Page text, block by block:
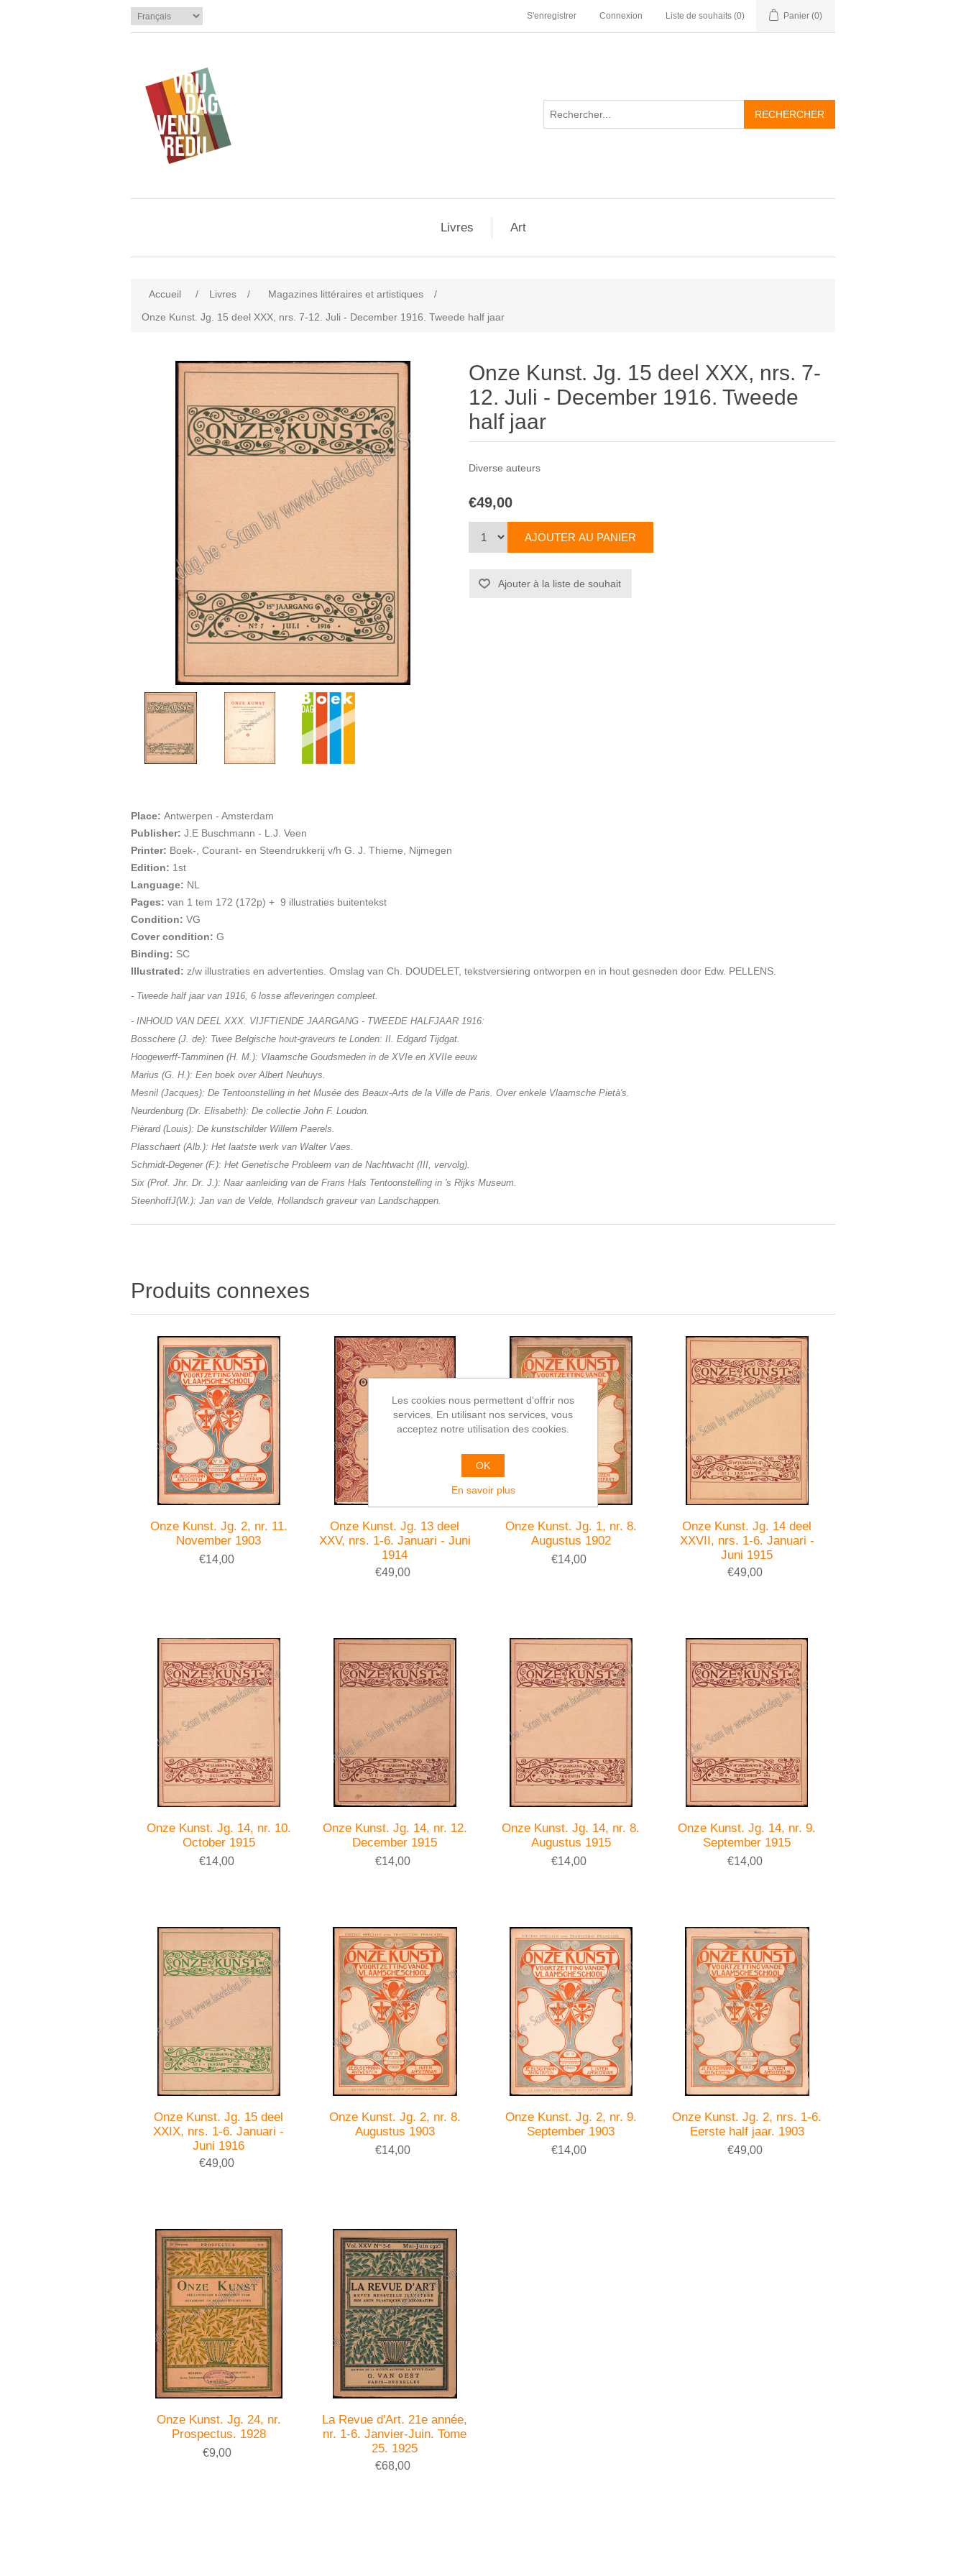
S'enregistrer Connexion Liste de souhaits (0) Panier (0)
Livres Art
Accueil / Livres / Magazines littéraires et artistiques
/
Onze Kunst. Jg. 15 deel XXX, nrs. 7-12. Juli - December 1916. Tweede half jaar
Onze Kunst. Jg. 15 deel XXX, nrs. 7-
12. Juli - December 1916. Tweede
half jaar
Diverse auteurs
€49,00
Place: Antwerpen - Amsterdam
Publisher: J.E Buschmann - L.J. Veen
Printer: Boek-, Courant- en Steendrukkerij v/h G. J. Thieme, Nijmegen
Edition: 1st
Language: NL
Pages: van 1 tem 172 (172p) + 9 illustraties buitentekst
Condition: VG
Cover condition: G
Binding: SC
Illustrated: z/w illustraties en advertenties. Omslag van Ch. DOUDELET, tekstversiering ontworpen en in hout gesneden door Edw. PELLENS.
- Tweede half jaar van 1916, 6 losse afleveringen compleet.
- INHOUD VAN DEEL XXX. VIJFTIENDE JAARGANG - TWEEDE HALFJAAR 1916:
Bosschere (J. de): Twee Belgische hout-graveurs te Londen: II. Edgard Tijdgat.
Hoogewerff-Tamminen (H. M.): Vlaamsche Goudsmeden in de XVIe en XVIIe eeuw.
Marius (G. H.): Een boek over Albert Neuhuys.
Mesnil (Jacques): De Tentoonstelling in het Musée des Beaux-Arts de la Ville de Paris. Over enkele Vlaamsche Pietà's.
Neurdenburg (Dr. Elisabeth): De collectie John F. Loudon.
Pièrard (Louis): De kunstschilder Willem Paerels.
Plasschaert (Alb.): Het laatste werk van Walter Vaes.
Schmidt-Degener (F.): Het Genetische Probleem van de Nachtwacht (III, vervolg).
Six (Prof. Jhr. Dr. J.): Naar aanleiding van de Frans Hals Tentoonstelling in 's Rijks Museum.
SteenhoffJ(W.): Jan van de Velde, Hollandsch graveur van Landschappen.
Produits connexes
Onze Kunst. Jg. 2, nr. 11.
November 1903
€14,00
Onze Kunst. Jg. 13 deel
XXV, nrs. 1-6. Januari - Juni
1914
€49,00
Onze Kunst. Jg. 1, nr. 8.
Augustus 1902
€14,00
Onze Kunst. Jg. 14 deel
XXVII, nrs. 1-6. Januari -
Juni 1915
€49,00
Onze Kunst. Jg. 14, nr. 10.
October 1915
€14,00
Onze Kunst. Jg. 14, nr. 12.
December 1915
€14,00
Onze Kunst. Jg. 14, nr. 8.
Augustus 1915
€14,00
Onze Kunst. Jg. 14, nr. 9.
September 1915
€14,00
Onze Kunst. Jg. 15 deel
XXIX, nrs. 1-6. Januari -
Juni 1916
€49,00
Onze Kunst. Jg. 2, nr. 8.
Augustus 1903
€14,00
Onze Kunst. Jg. 2, nr. 9.
September 1903
€14,00
Onze Kunst. Jg. 2, nrs. 1-6.
Eerste half jaar. 1903
€49,00
Onze Kunst. Jg. 24, nr.
Prospectus. 1928
€9,00
La Revue d'Art. 21e année,
nr. 1-6. Janvier-Juin. Tome
25. 1925
€68,00
Les cookies nous permettent d'offrir nos
services. En utilisant nos services, vous
acceptez notre utilisation des cookies.
OK
En savoir plus